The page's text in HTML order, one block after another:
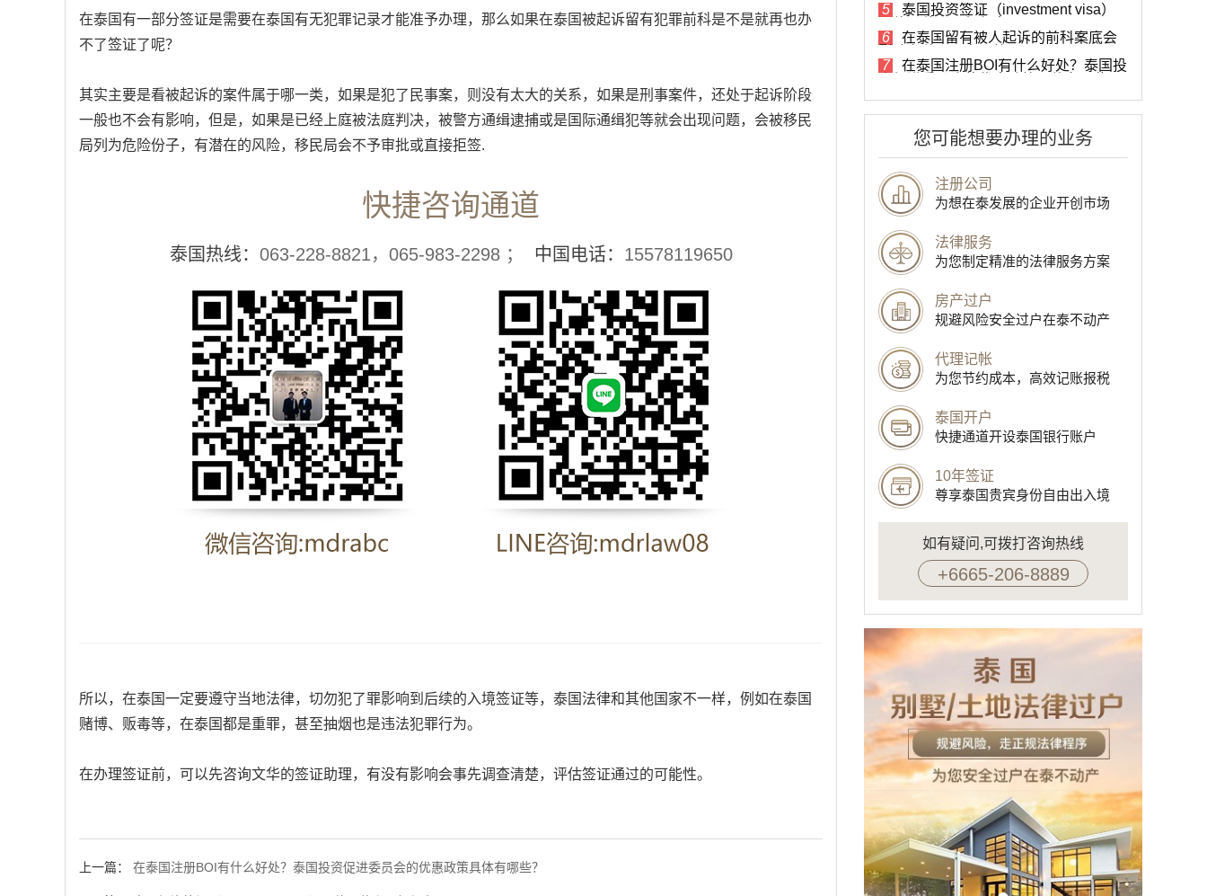
在泰国有一部分签证是需要在泰国有无犯罪记录才能准予办理，那么如果在泰国被起诉留有犯罪前科是不是就再也办
不了签证了呢？
其实主要是看被起诉的案件属于哪一类，如果是犯了民事案，则没有太大的关系，如果是刑事案件，还处于起诉阶段
一般也不会有影响，但是，如果是已经上庭被法庭判决，被警方通缉逮捕或是国际通缉犯等就会出现问题，会被移民
局列为危险份子，有潜在的风险，移民局会不予审批或直接拒签.
快捷咨询通道
泰国热线： 063-228-8821，065-983-2298 ； 中国电话： 15578119650
所以，在泰国一定要遵守当地法律，切勿犯了罪影响到后续的入境签证等，泰国法律和其他国家不一样，例如在泰国
赌博、贩毒等，在泰国都是重罪，甚至抽烟也是违法犯罪行为。
在办理签证前，可以先咨询文华的签证助理，有没有影响会事先调查清楚，评估签证通过的可能性。
上一篇： 在泰国注册BOI有什么好处？泰国投资促进委员会的优惠政策具体有哪些？
5
泰国投资签证（investment visa）
6
在泰国留有被人起诉的前科案底会
7
在泰国注册BOI有什么好处？泰国投
您可能想要办理的业务
注册公司
为想在泰发展的企业开创市场
法律服务
为您制定精准的法律服务方案
房产过户
规避风险安全过户在泰不动产
代理记帐
为您节约成本，高效记账报税
泰国开户
快捷通道开设泰国银行账户
10年签证
尊享泰国贵宾身份自由出入境
如有疑问,可拨打咨询热线
+6665-206-8889